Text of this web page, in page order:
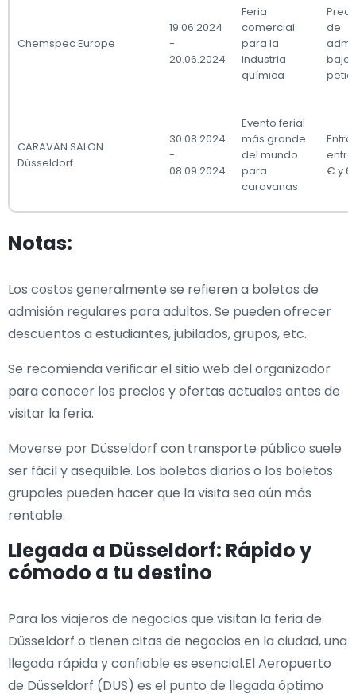
Chemspec Europe
19.06.2024
-
20.06.2024
Feria
comercial
para la
industria
química
de
bajo
CARAVAN SALON
Düsseldorf
30.08.2024
-
08.09.2024
Evento ferial
más grande
del mundo
para
caravanas
entre
€ y
Notas:
Los costos generalmente se refieren a boletos de
admisión regulares para adultos. Se pueden ofrecer
descuentos a estudiantes, jubilados, grupos, etc.
Se recomienda verificar el sitio web del organizador
para conocer los precios y ofertas actuales antes de
visitar la feria.
Moverse por Düsseldorf con transporte público suele
ser fácil y asequible. Los boletos diarios o los boletos
grupales pueden hacer que la visita sea aún más
rentable.
Llegada a Düsseldorf: Rápido y
cómodo a tu destino
Para los viajeros de negocios que visitan la feria de
Düsseldorf o tienen citas de negocios en la ciudad, una
llegada rápida y confiable es esencial.El Aeropuerto
de Düsseldorf (DUS) es el punto de llegada óptimo